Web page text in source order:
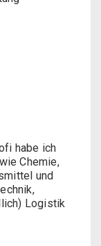
habe ich
Chemie,
und
Logistik